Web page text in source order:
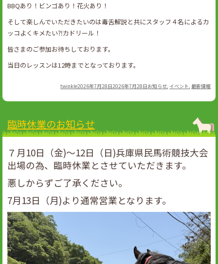
BBQあり！ビンゴあり！花火あり！
そして楽しんでいただきたいのは毒舌解説と共にスタッフ４名によるカ
ッコよくキメたい⁈カドリール！
皆さまのご参加お待ちしております。
当日のレッスンは12時までとなっております。
Author
twinklePosted
2026年7月28日2026年7月28日Categories
お知らせ イベント 最新情報
臨時休業のお知らせ
７月10日（金)～12日（日)兵庫県民馬術競技大会
出場の為、臨時休業とさせていただきます。
悪しからずご了承ください。
7月13日（月)より通常営業となります。